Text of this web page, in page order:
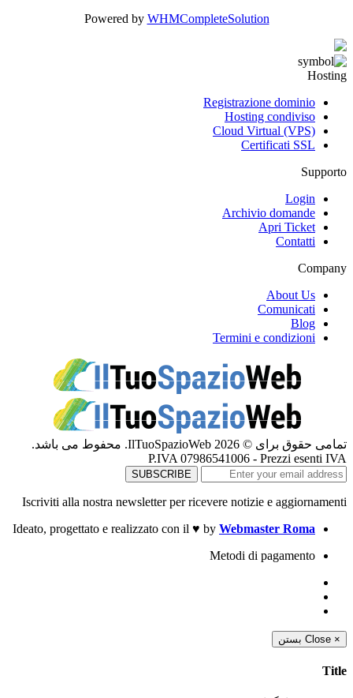
Powered by WHMCompleteSolution
Hosting
Registrazione dominio
Hosting condiviso
Cloud Virtual (VPS)
Certificati SSL
Supporto
Login
Archivio domande
Apri Ticket
Contatti
Company
About Us
Comunicati
Blog
Termini e condizioni
تمامی حقوق برای © 2026 IlTuoSpazioWeb. محفوط می باشد.
P.IVA 07986541006 - Prezzi esenti IVA
Iscriviti alla nostra newsletter per ricevere notizie e aggiornamenti
Ideato, progettato e realizzato con il ♥ by Webmaster Roma
Metodi di pagamento
×
Close بستن
Title